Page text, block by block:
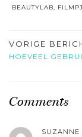
BEAUTYLAB,
VORIGE
HOEVEEL
Comments
SUZANNE